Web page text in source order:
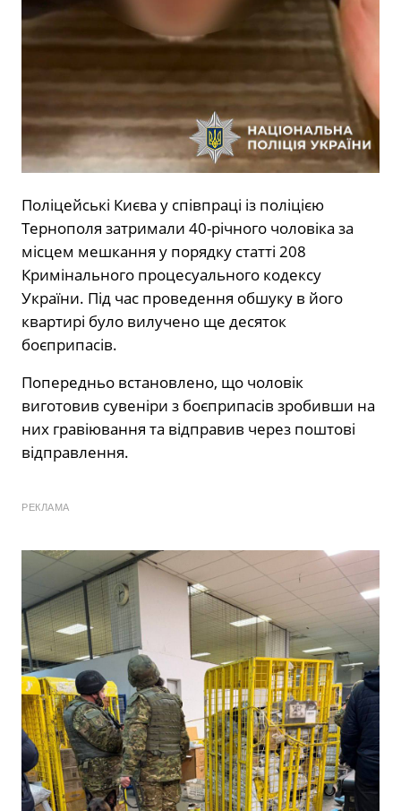
Поліцейські Києва у співпраці із поліцією
Тернополя затримали 40-річного чоловіка за
місцем мешкання у порядку статті 208
Кримінального процесуального кодексу
України. Під час проведення обшуку в його
квартирі було вилучено ще десяток
боєприпасів.
Попередньо встановлено, що чоловік
виготовив сувеніри з боєприпасів зробивши на
них гравіювання та відправив через поштові
відправлення.
РЕКЛАМА